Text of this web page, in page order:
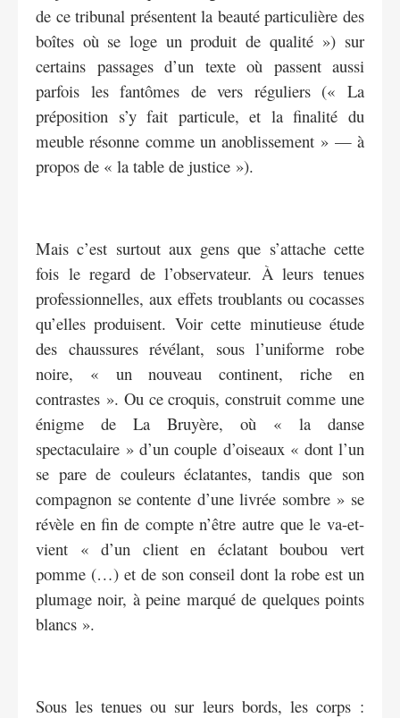
de ce tribunal présentent la beauté particulière des
boîtes où se loge un produit de qualité ») sur
certains passages d’un texte où passent aussi
parfois les fantômes de vers réguliers (« La
préposition s’y fait particule, et la finalité du
meuble résonne comme un anoblissement » — à
propos de « la table de justice »).
Mais c’est surtout aux gens que s’attache cette
fois le regard de l’observateur. À leurs tenues
professionnelles, aux effets troublants ou cocasses
qu’elles produisent. Voir cette minutieuse étude
des chaussures révélant, sous l’uniforme robe
noire, « un nouveau continent, riche en
contrastes ». Ou ce croquis, construit comme une
énigme de La Bruyère, où « la danse
spectaculaire » d’un couple d’oiseaux « dont l’un
se pare de couleurs éclatantes, tandis que son
compagnon se contente d’une livrée sombre » se
révèle en fin de compte n’être autre que le va-et-
vient « d’un client en éclatant boubou vert
pomme (…) et de son conseil dont la robe est un
plumage noir, à peine marqué de quelques points
blancs ».
Sous les tenues ou sur leurs bords, les corps :